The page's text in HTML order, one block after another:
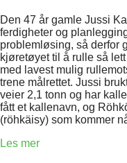
Den 47 år gamle Jussi
ferdigheter og
problemløsing, så derfor
kjøretøyet til å rulle så
med lavest mulig
trene målrettet. Jussi
veier 2,1 tonn og har
fått et kallenavn, og
(röhkäisy) som kommer
Les mer